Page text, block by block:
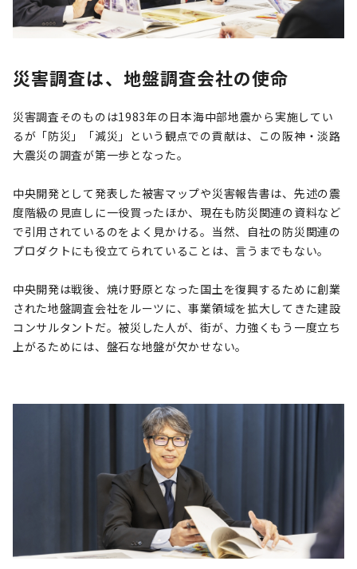
災害調査は、地盤調査会社の使命
災害調査そのものは1983年の日本海中部地震から実施してい
るが「防災」「減災」という観点での貢献は、この阪神・淡路
大震災の調査が第一歩となった。
中央開発として発表した被害マップや災害報告書は、先述の震
度階級の見直しに一役買ったほか、現在も防災関連の資料など
で引用されているのをよく見かける。当然、自社の防災関連の
プロダクトにも役立てられていることは、言うまでもない。
中央開発は戦後、焼け野原となった国土を復興するために創業
された地盤調査会社をルーツに、事業領域を拡大してきた建設
コンサルタントだ。被災した人が、街が、力強くもう一度立ち
上がるためには、盤石な地盤が欠かせない。